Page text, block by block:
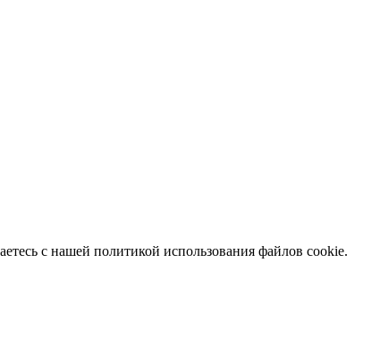
с нашей политикой использования файлов cookie.